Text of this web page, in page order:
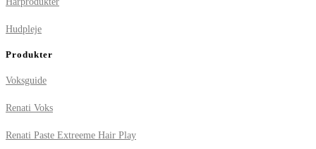
Hudpleje
Produkter
Voksguide
Renati Voks
Renati Paste Extreeme Hair Play